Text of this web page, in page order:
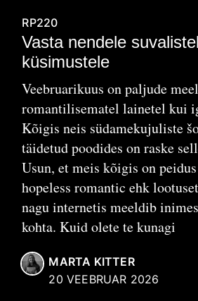
RP220
Vasta nendele
küsimustele
Veebruarikuus on paljude
romantilisematel lainetel kui
Kõigis neis südamekujuliste
täidetud poodides on raske
Usun, et meis kõigis on
hopeless romantic ehk
nagu internetis meeldib
kohta. Kuid olete te kunagi
MARTA KITTER
20 VEEBRUAR 2026